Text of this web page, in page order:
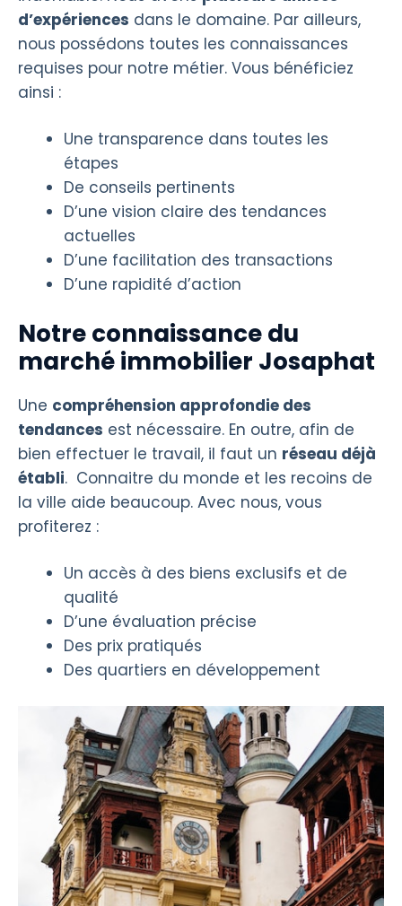
d’expériences dans le domaine. Par ailleurs,
nous possédons toutes les connaissances
requises pour notre métier. Vous bénéficiez
ainsi :
Une transparence dans toutes les
étapes
De conseils pertinents
D’une vision claire des tendances
actuelles
D’une facilitation des transactions
D’une rapidité d’action
Notre connaissance du
marché immobilier Josaphat
Une compréhension approfondie des
tendances est nécessaire. En outre, afin de
bien effectuer le travail, il faut un réseau déjà
établi. Connaitre du monde et les recoins de
la ville aide beaucoup. Avec nous, vous
profiterez :
Un accès à des biens exclusifs et de
qualité
D’une évaluation précise
Des prix pratiqués
Des quartiers en développement